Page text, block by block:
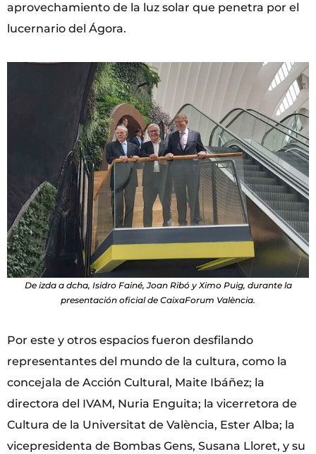
aprovechamiento de la luz solar que penetra por el
lucernario del Ágora.
De izda a dcha, Isidro Fainé, Joan Ribó y Ximo Puig, durante la
presentación oficial de CaixaForum València.
Por este y otros espacios fueron desfilando
representantes del mundo de la cultura, como la
concejala de Acción Cultural, Maite Ibáñez; la
directora del IVAM, Nuria Enguita; la vicerretora de
Cultura de la Universitat de València, Ester Alba; la
vicepresidenta de Bombas Gens, Susana Lloret, y su